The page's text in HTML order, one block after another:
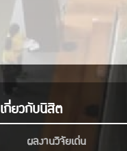
เกี่ยวกับนิสิต
ผลงานวิจัยเด่น